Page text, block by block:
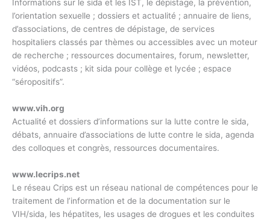
Informations sur le sida et les IST, le dépistage, la prévention,
l’orientation sexuelle ; dossiers et actualité ; annuaire de liens,
d’associations, de centres de dépistage, de services
hospitaliers classés par thèmes ou accessibles avec un moteur
de recherche ; ressources documentaires, forum, newsletter,
vidéos, podcasts ; kit sida pour collège et lycée ; espace
“séropositifs”.
www.vih.org
Actualité et dossiers d’informations sur la lutte contre le sida,
débats, annuaire d’associations de lutte contre le sida, agenda
des colloques et congrès, ressources documentaires.
www.lecrips.net
Le réseau Crips est un réseau national de compétences pour le
traitement de l’information et de la documentation sur le
VIH/sida, les hépatites, les usages de drogues et les conduites